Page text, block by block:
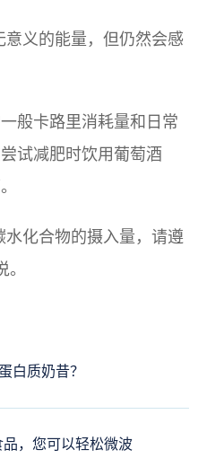
意义的能量，但仍然会感
般卡路里消耗量和日常
试减肥时饮用葡萄酒
水化合物的摄入量，请遵
白质奶昔？
，您可以轻松微波